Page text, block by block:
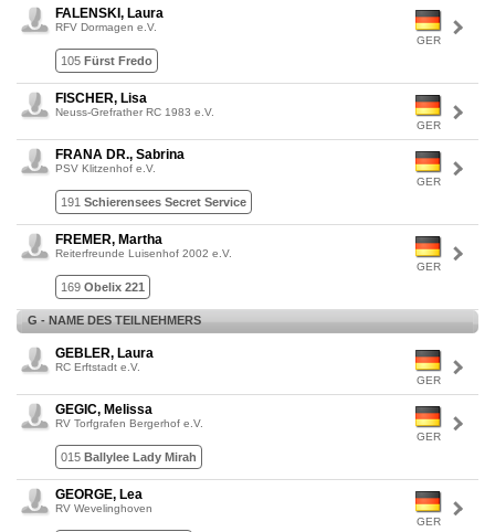
GER
FALENSKI, Laura
RFV Dormagen e.V.
105 Fürst Fredo
GER
FISCHER, Lisa
Neuss-Grefrather RC 1983 e.V.
GER
FRANA DR., Sabrina
PSV Klitzenhof e.V.
191 Schierensees Secret Service
GER
FREMER, Martha
Reiterfreunde Luisenhof 2002 e.V.
169 Obelix 221
G - NAME DES TEILNEHMERS
GER
GEBLER, Laura
RC Erftstadt e.V.
GER
GEGIC, Melissa
RV Torfgrafen Bergerhof e.V.
015 Ballylee Lady Mirah
GER
GEORGE, Lea
RV Wevelinghoven